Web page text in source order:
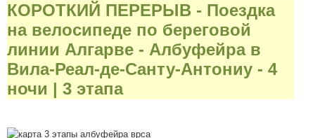
КОРОТКИЙ ПЕРЕРЫВ - Поездка
на велосипеде по береговой
линии Алгарве - Албуфейра в
Вила-Реал-де-Санту-Антониу - 4
ночи | 3 этапа